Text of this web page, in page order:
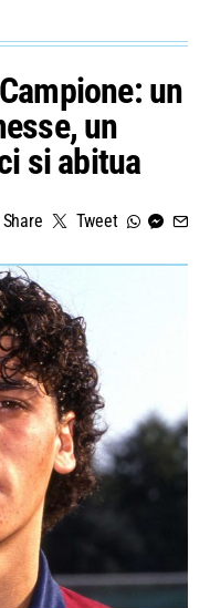
un
un
si abitua
Share Tweet